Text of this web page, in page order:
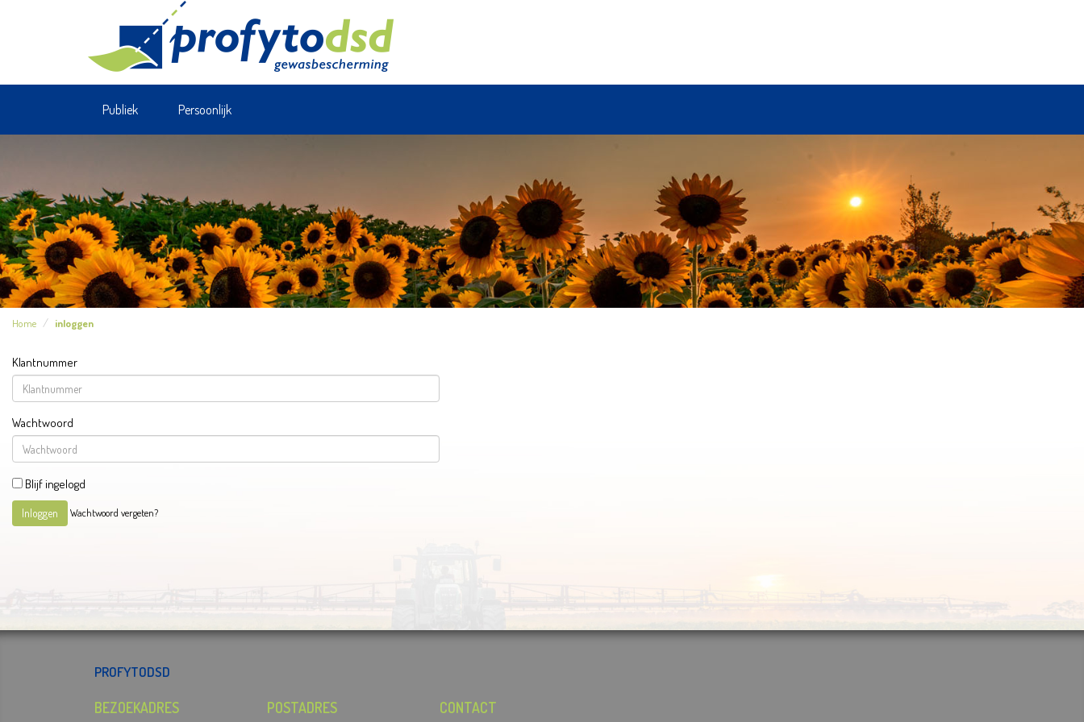
Publiek Persoonlijk
Home inloggen
Klantnummer
Wachtwoord
Blijf ingelogd
Inloggen Wachtwoord vergeten?
PROFYTODSD
BEZOEKADRES POSTADRES CONTACT